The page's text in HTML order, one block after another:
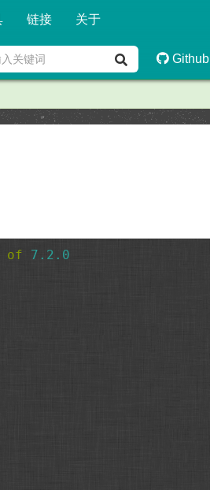
链接 关于
Github
of 7.2 .0